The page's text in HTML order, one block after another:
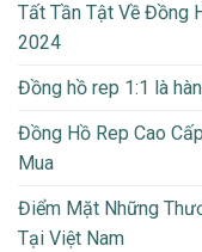
Tất Tần Tật Về Đồng
2024
Đồng hồ rep 1:1 là
Đồng Hồ Rep Cao
Mua
Điểm Mặt Những
Tại Việt Nam